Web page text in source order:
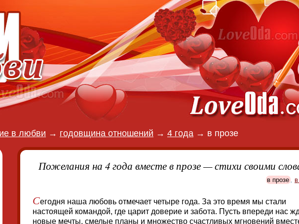
в любви → годовщина отношений → 4 года → в прозе
Пожелания на 4 года вместе в прозе — стихи своими
в прозе ,
Сегодня наша любовь отмечает четыре года. За это время мы стали
настоящей командой, где царит доверие и забота. Пусть впереди нас
новые мечты, смелые планы и множество счастливых мгновений